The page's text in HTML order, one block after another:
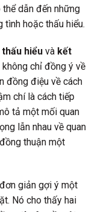
dẫn đến những
hoặc thấu hiểu.
thấu hiểu và kết
không chỉ đồng ý về
đồng điệu về cách
chí là cách tiếp
tả một mối quan
lẫn nhau về quan
thuận một
giản gợi ý một
Nó cho thấy hai